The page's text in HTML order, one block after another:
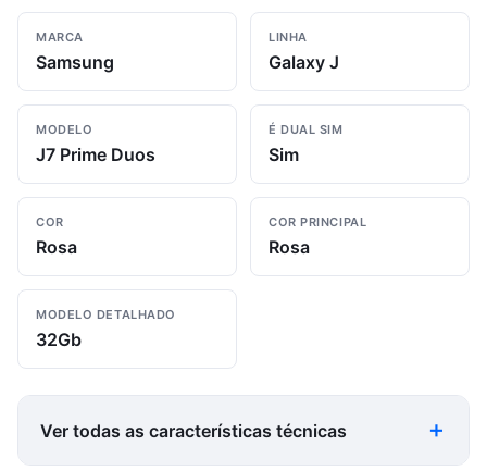
MARCA
Samsung
LINHA
Galaxy J
MODELO
J7 Prime Duos
É DUAL SIM
Sim
COR
Rosa
COR PRINCIPAL
Rosa
MODELO DETALHADO
32Gb
Ver todas as características técnicas